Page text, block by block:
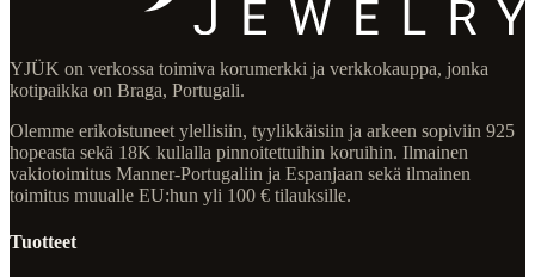
YJÜK on verkossa toimiva korumerkki ja verkkokauppa, jonka
kotipaikka on Braga, Portugali.
Olemme erikoistuneet ylellisiin, tyylikkäisiin ja arkeen sopiviin 925
hopeasta sekä 18K kullalla pinnoitettuihin koruihin. Ilmainen
vakiotoimitus Manner-Portugaliin ja Espanjaan sekä ilmainen
toimitus muualle EU:hun yli 100 € tilauksille.
Tuotteet